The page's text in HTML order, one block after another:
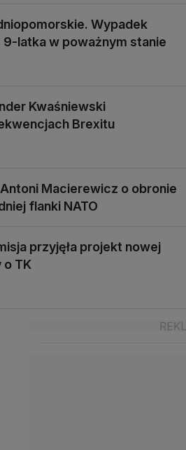
Wypadek
9-latka w poważnym stanie
Kwaśniewski
Brexitu
Macierewicz o obronie
flanki NATO
przyjęła projekt nowej
o TK